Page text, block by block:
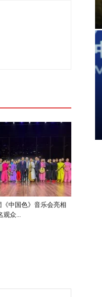
《中国色》音乐会亮相
众...